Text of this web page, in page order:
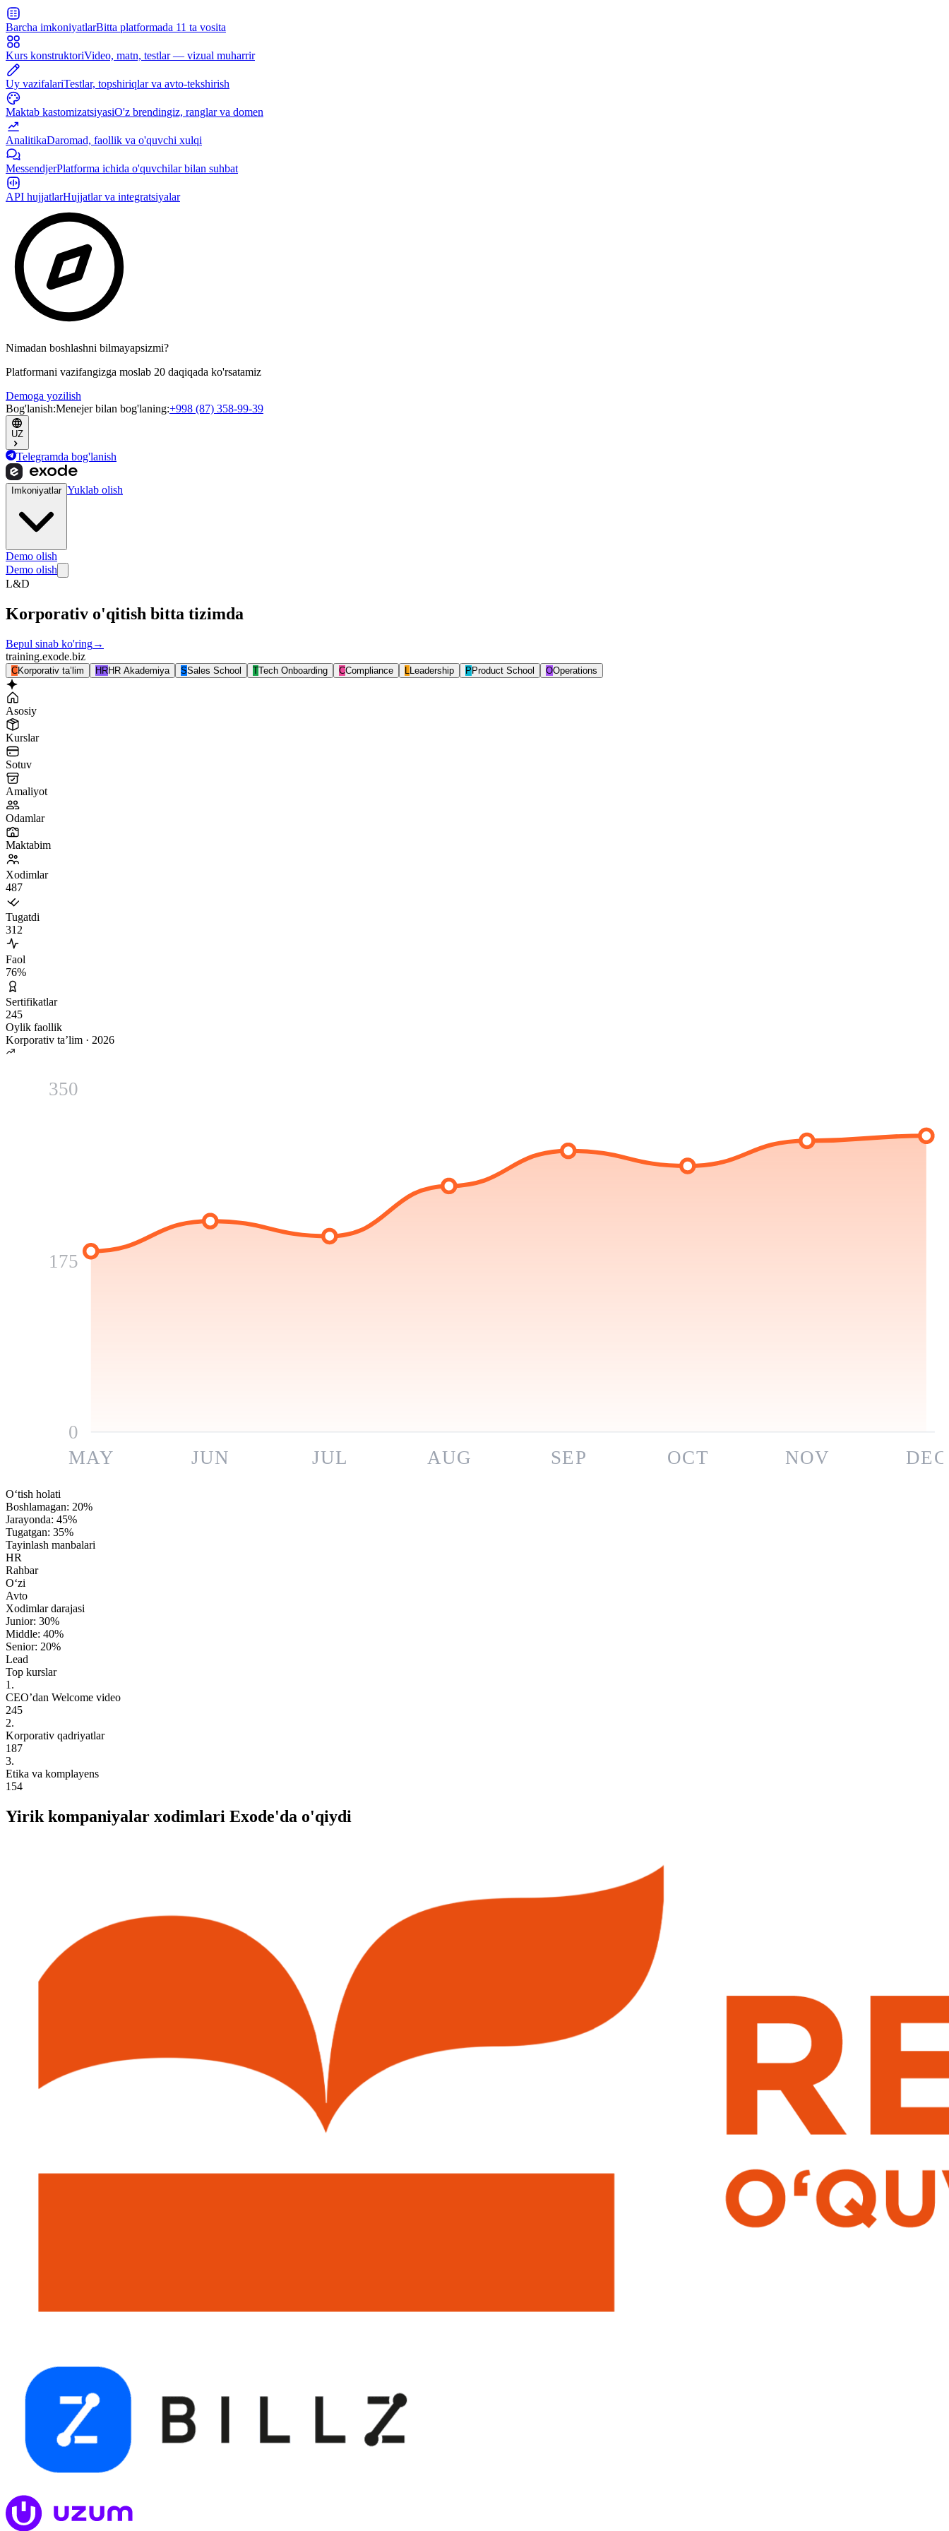
Barcha imkoniyatlarBitta platformada 11 ta vosita
Kurs konstruktoriVideo, matn, testlar — vizual muharrir
Uy vazifalariTestlar, topshiriqlar va avto-tekshirish
Maktab kastomizatsiyasiO'z brendingiz, ranglar va domen
AnalitikaDaromad, faollik va o'quvchi xulqi
MessendjerPlatforma ichida o'quvchilar bilan suhbat
API hujjatlarHujjatlar va integratsiyalar
Nimadan boshlashni bilmayapsizmi?
Platformani vazifangizga moslab 20 daqiqada ko'rsatamiz
Demoga yozilish
Bog'lanish:Menejer bilan bog'laning:+998 (87) 358-99-39
UZ
Telegramda bog'lanish
Imkoniyatlar Yuklab olish
Demo olish
Demo olish
L&D
Korporativ o'qitish bitta tizimda
Bepul sinab ko'ring→
training.exode.biz
CKorporativ ta’lim HRHR Akademiya SSales School TTech Onboarding CCompliance Leadership P Product School OOperations
Asosiy
Kurslar
Sotuv
Amaliyot
Odamlar
Maktabim
Xodimlar
487
Tugatdi
312
Faol
76%
Sertifikatlar
245
Oylik faollik
Korporativ ta’lim · 2026
350
175
0
MAY
JUN JUL AUG SEP OCT NOV DEC
O‘tish holati
Boshlamagan: 20%
Jarayonda: 45%
Tugatgan: 35%
Tayinlash manbalari
HR
Rahbar
O‘zi
Avto
Xodimlar darajasi
Junior: 30%
Middle: 40%
Senior: 20%
Lead
Top kurslar
1.
CEO’dan Welcome video
245
2.
Korporativ qadriyatlar
187
3.
Etika va komplayens
154
Yirik kompaniyalar xodimlari Exode'da o'qiydi